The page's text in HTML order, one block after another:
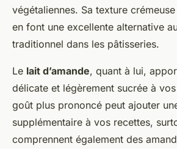
végétaliennes. Sa texture
en font une excellente alternative
traditionnel dans les pâtisseries.
Le lait d’amande, quant à lui,
délicate et légèrement sucrée à
goût plus prononcé peut ajouter
supplémentaire à vos recettes,
comprennent également des